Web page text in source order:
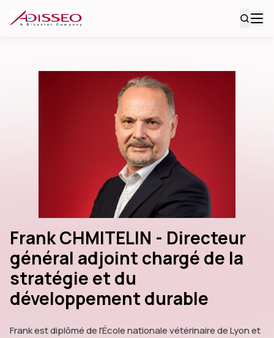
Frank CHMITELIN - Directeur
général adjoint chargé de la
stratégie et du
développement durable
Frank est diplômé de l'École nationale vétérinaire de Lyon et